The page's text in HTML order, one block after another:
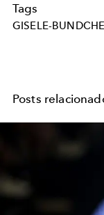
Tags
GISELE-
Posts